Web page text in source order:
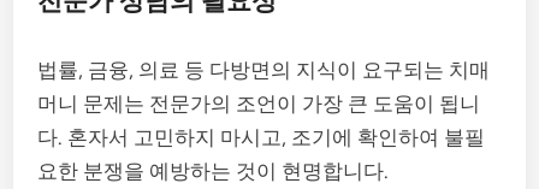
법률, 금융, 의료 등 다방면의 지식이 요구되는 치매
머니 문제는 전문가의 조언이 가장 큰 도움이 됩니
다. 혼자서 고민하지 마시고, 조기에 확인하여 불필
요한 분쟁을 예방하는 것이 현명합니다.